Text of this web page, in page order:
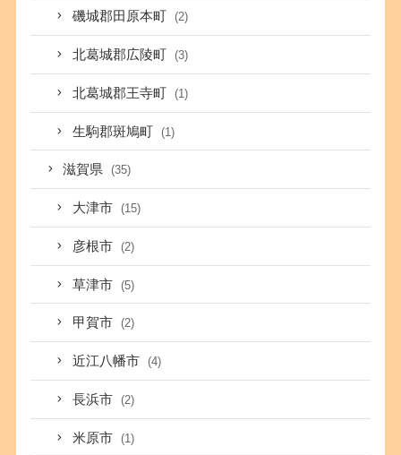
磯城郡田原本町 (2)
北葛城郡広陵町 (3)
北葛城郡王寺町 (1)
生駒郡斑鳩町 (1)
滋賀県 (35)
大津市 (15)
彦根市 (2)
草津市 (5)
甲賀市 (2)
近江八幡市 (4)
長浜市 (2)
米原市 (1)